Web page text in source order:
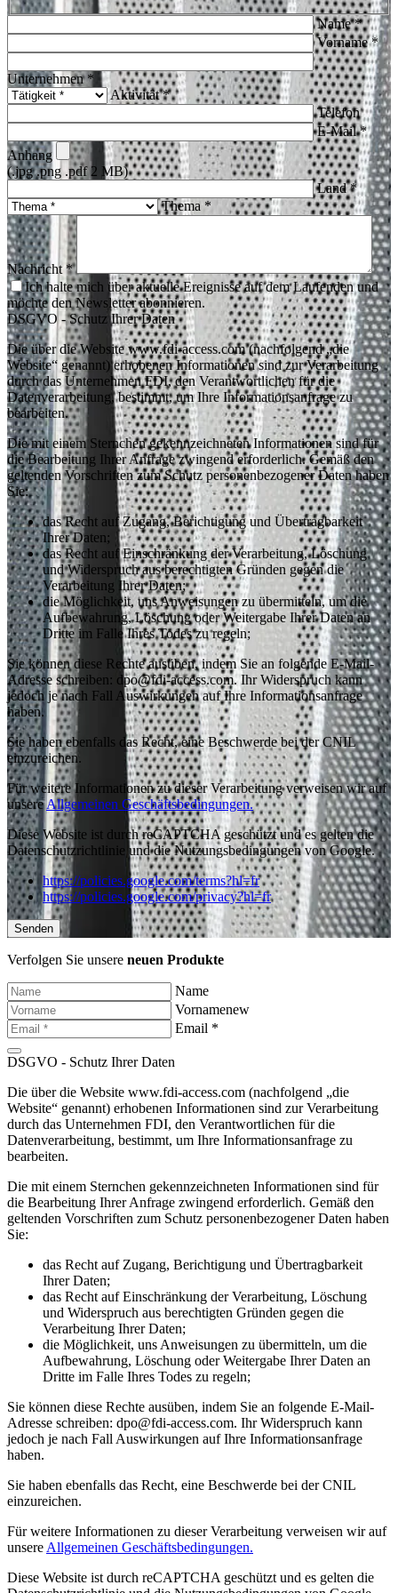
Name *
Vorname *
Unternehmen *
Aktivität *
Telefon
E-Mail *
Anhang
(.jpg .png .pdf 2 MB)
Land *
Thema *
Nachricht *
Ich halte mich über aktuelle Ereignisse auf dem Laufenden und
möchte den Newsletter abonnieren.
DSGVO - Schutz Ihrer Daten
Die über die Website www.fdi-access.com (nachfolgend „die
Website“ genannt) erhobenen Informationen sind zur Verarbeitung
durch das Unternehmen FDI, den Verantwortlichen für die
Datenverarbeitung, bestimmt, um Ihre Informationsanfrage zu
bearbeiten.
Die mit einem Sternchen gekennzeichneten Informationen sind für
die Bearbeitung Ihrer Anfrage zwingend erforderlich. Gemäß den
geltenden Vorschriften zum Schutz personenbezogener Daten haben
Sie:
das Recht auf Zugang, Berichtigung und Übertragbarkeit
Ihrer Daten;
das Recht auf Einschränkung der Verarbeitung, Löschung
und Widerspruch aus berechtigten Gründen gegen die
Verarbeitung Ihrer Daten;
die Möglichkeit, uns Anweisungen zu übermitteln, um die
Aufbewahrung, Löschung oder Weitergabe Ihrer Daten an
Dritte im Falle Ihres Todes zu regeln;
Sie können diese Rechte ausüben, indem Sie an folgende E-Mail-
Adresse schreiben: dpo@fdi-access.com. Ihr Widerspruch kann
jedoch je nach Fall Auswirkungen auf Ihre Informationsanfrage
haben.
Sie haben ebenfalls das Recht, eine Beschwerde bei der CNIL
einzureichen.
Für weitere Informationen zu dieser Verarbeitung verweisen wir auf
unsereAllgemeinen Geschäftsbedingungen.
Diese Website ist durch reCAPTCHA geschützt und es gelten die
Datenschutzrichtlinie und die Nutzungsbedingungen von Google.
https://policies.google.com/terms?hl=fr
https://policies.google.com/privacy?hl=fr
Verfolgen Sie unsere neuen Produkte
Name
Vornamenew
Email *
DSGVO - Schutz Ihrer Daten
Die über die Website www.fdi-access.com (nachfolgend „die
Website“ genannt) erhobenen Informationen sind zur Verarbeitung
durch das Unternehmen FDI, den Verantwortlichen für die
Datenverarbeitung, bestimmt, um Ihre Informationsanfrage zu
bearbeiten.
Die mit einem Sternchen gekennzeichneten Informationen sind für
die Bearbeitung Ihrer Anfrage zwingend erforderlich. Gemäß den
geltenden Vorschriften zum Schutz personenbezogener Daten haben
Sie:
das Recht auf Zugang, Berichtigung und Übertragbarkeit
Ihrer Daten;
das Recht auf Einschränkung der Verarbeitung, Löschung
und Widerspruch aus berechtigten Gründen gegen die
Verarbeitung Ihrer Daten;
die Möglichkeit, uns Anweisungen zu übermitteln, um die
Aufbewahrung, Löschung oder Weitergabe Ihrer Daten an
Dritte im Falle Ihres Todes zu regeln;
Sie können diese Rechte ausüben, indem Sie an folgende E-Mail-
Adresse schreiben: dpo@fdi-access.com. Ihr Widerspruch kann
jedoch je nach Fall Auswirkungen auf Ihre Informationsanfrage
haben.
Sie haben ebenfalls das Recht, eine Beschwerde bei der CNIL
einzureichen.
Für weitere Informationen zu dieser Verarbeitung verweisen wir auf
unsere Allgemeinen Geschäftsbedingungen.
Diese Website ist durch reCAPTCHA geschützt und es gelten die